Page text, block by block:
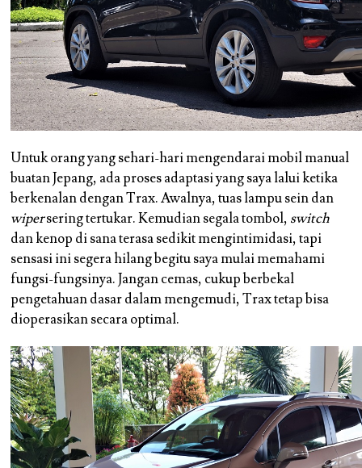
Untuk orang yang sehari-hari mengendarai mobil manual
buatan Jepang, ada proses adaptasi yang saya lalui ketika
berkenalan dengan Trax. Awalnya, tuas lampu sein dan
wipersering tertukar. Kemudian segala tombol, switch
dan kenop di sana terasa sedikit mengintimidasi, tapi
sensasi ini segera hilang begitu saya mulai memahami
fungsi-fungsinya. Jangan cemas, cukup berbekal
pengetahuan dasar dalam mengemudi, Trax tetap bisa
dioperasikan secara optimal.